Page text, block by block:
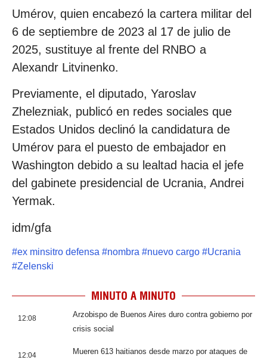
Umérov, quien encabezó la cartera militar del
6 de septiembre de 2023 al 17 de julio de
2025, sustituye al frente del RNBO a
Alexandr Litvinenko.
Previamente, el diputado, Yaroslav
Zhelezniak, publicó en redes sociales que
Estados Unidos declinó la candidatura de
Umérov para el puesto de embajador en
Washington debido a su lealtad hacia el jefe
del gabinete presidencial de Ucrania, Andrei
Yermak.
idm/gfa
#ex minsitro defensa #nombra #nuevo cargo #Ucrania
#Zelenski
MINUTO A MINUTO
12:08
Arzobispo de Buenos Aires duro contra gobierno por
crisis social
12:04
Mueren 613 haitianos desde marzo por ataques de